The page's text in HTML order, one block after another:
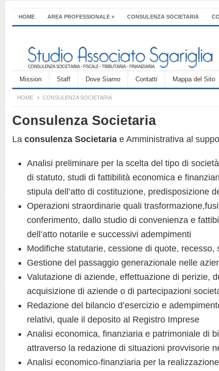
HOME AREA PROFESSIONALE » CONSULENZA SOCIETARIA
Mission Staff Dove Siamo Contatti Mappa del Sito
HOME CONSULENZA SOCIETARIA
Consulenza Societaria
La consulenza Societaria e Amministrativa al
Analisi preliminare per la scelta del tipo di
di statuto, studi di fattibilità economica e
stipula dell’atto di costituzione, predisposizione
Operazioni straordinarie quali
conferimento, dallo studio di convenienza e
dell’atto notarile e successivi adempimenti
Modifiche statutarie, cessione di quote, recesso,
Gestione del passaggio generazionale nelle
Valutazione di aziende, effettuazione di perizie,
acquisizione di aziende o di partecipazioni
Redazione del bilancio d’esercizio e
relativi, quale il deposito al Registro Imprese
Analisi economica, finanziaria e patrimoniale di
attraverso la redazione di situazioni provvisorie
Analisi economico-finanziaria per la